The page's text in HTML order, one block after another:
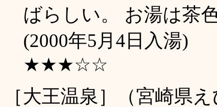
ばらしい。 お湯は茶
(2000年5月4日入湯)
★★★☆☆
［大王温泉］（宮崎県